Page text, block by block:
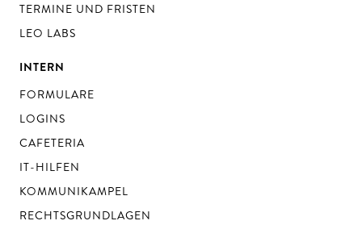
TERMINE UND FRISTEN
LEO LABS
INTERN
FORMULARE
LOGINS
CAFETERIA
IT-HILFEN
KOMMUNIKAMPEL
RECHTSGRUNDLAGEN